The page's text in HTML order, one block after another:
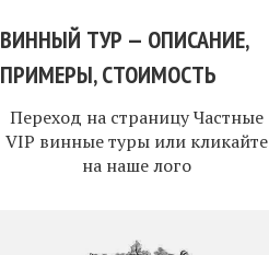
ВИННЫЙ ТУР — ОПИСАНИЕ,
ПРИМЕРЫ, СТОИМОСТЬ
Переход на страницуЧастные
VIP винные туры или кликайте
на наше лого